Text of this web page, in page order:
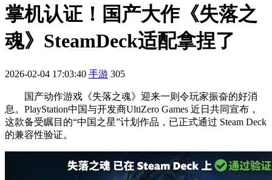
掌机认证！国产大作《失落之
魂》SteamDeck适配拿捏了
2026-02-04 17:03:40 手游 305
国产动作游戏《失落之魂》迎来一则令玩家振奋的好消
息。PlayStation中国与开发商UltiZero Games 近日共同宣布，
这款备受瞩目的“中国之星”计划作品，已正式通过 Steam Deck
的兼容性验证。